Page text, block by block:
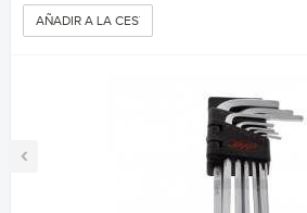
‹
AÑADIR A LA CESTA